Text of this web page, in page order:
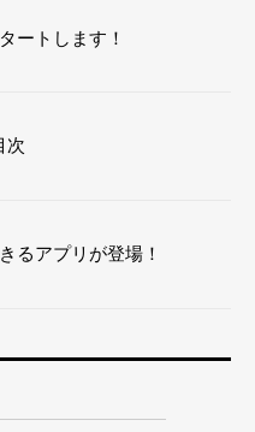
ートします！
次
るアプリが登場！